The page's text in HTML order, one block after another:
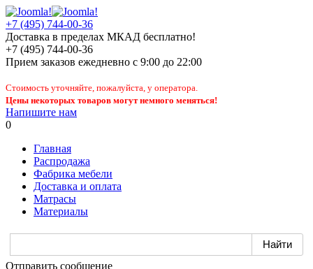
+7 (495) 744-00-36
Доставка в пределах МКАД бесплатно!
+7 (495) 744-00-36
Прием заказов ежедневно с 9:00 до 22:00
Стоимость уточняйте, пожалуйста, у оператора.
Цены некоторых товаров могут немного меняться!
Напишите нам
0
Главная
Распродажа
Фабрика мебели
Доставка и оплата
Матрасы
Материалы
Отправить сообщение